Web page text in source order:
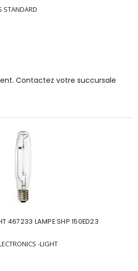
STANDARD
Contactez votre succursale
467233 LAMPE SHP 150ED23
-LIGHT